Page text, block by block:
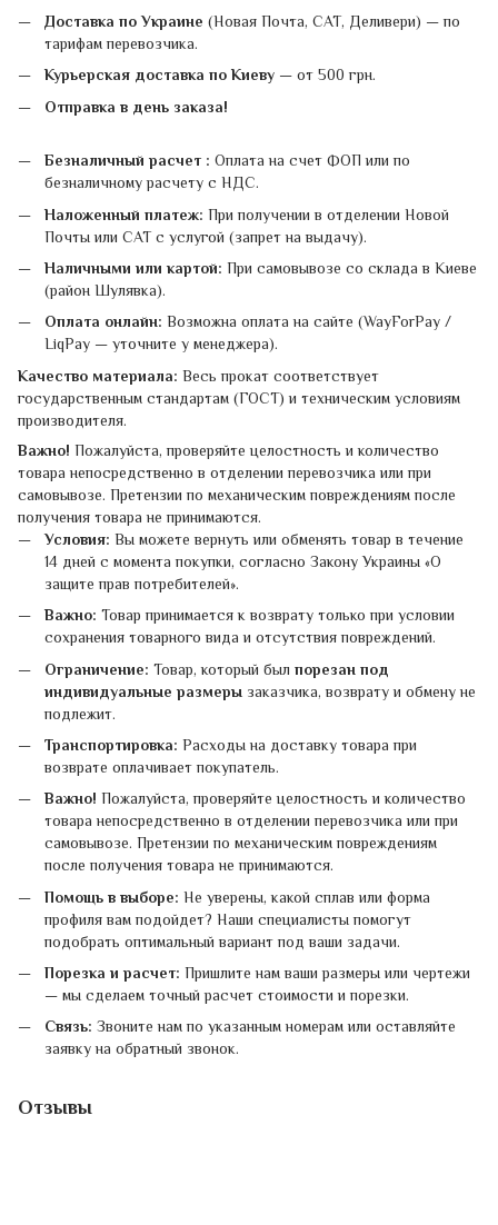
Доставка по Украине (Новая Почта, САТ, Деливери) — по
тарифам перевозчика.
Курьерская доставка по Киеву — от 500 грн.
Отправка в день заказа!
Безналичный расчет : Оплата на счет ФОП или по
безналичному расчету с НДС.
Наложенный платеж: При получении в отделении Новой
Почты или САТ с услугой (запрет на выдачу).
Наличными или картой: При самовывозе со склада в Киеве
(район Шулявка).
Оплата онлайн: Возможна оплата на сайте (WayForPay /
LiqPay — уточните у менеджера).
Качество материала: Весь прокат соответствует
государственным стандартам (ГОСТ) и техническим условиям
производителя.
Важно! Пожалуйста, проверяйте целостность и количество
товара непосредственно в отделении перевозчика или при
самовывозе. Претензии по механическим повреждениям после
получения товара не принимаются.
Условия: Вы можете вернуть или обменять товар в течение
14 дней с момента покупки, согласно Закону Украины «О
защите прав потребителей».
Важно: Товар принимается к возврату только при условии
сохранения товарного вида и отсутствия повреждений.
Ограничение: Товар, который был порезан под
индивидуальные размеры заказчика, возврату и обмену не
подлежит.
Транспортировка: Расходы на доставку товара при
возврате оплачивает покупатель.
Важно! Пожалуйста, проверяйте целостность и количество
товара непосредственно в отделении перевозчика или при
самовывозе. Претензии по механическим повреждениям
после получения товара не принимаются.
Помощь в выборе: Не уверены, какой сплав или форма
профиля вам подойдет? Наши специалисты помогут
подобрать оптимальный вариант под ваши задачи.
Порезка и расчет: Пришлите нам ваши размеры или чертежи
— мы сделаем точный расчет стоимости и порезки.
Связь: Звоните нам по указанным номерам или оставляйте
заявку на обратный звонок.
Отзывы